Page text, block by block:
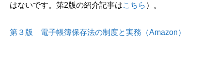
はないです。第2版の紹介記事はこちら ）。
第３版 電子帳簿保存法の制度と実務（Amazon）